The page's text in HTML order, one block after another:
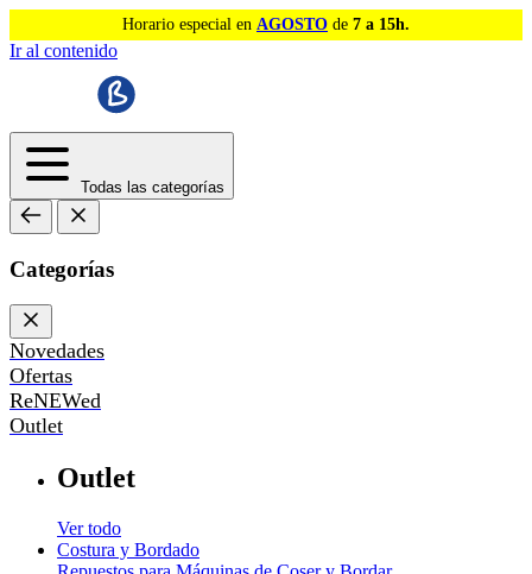
Horario especial en AGOSTO de 7 a 15h.
Ir al contenido
Todas las categorías
Categorías
Novedades
Ofertas
ReNEWed
Outlet
Outlet
Ver todo
Costura y Bordado